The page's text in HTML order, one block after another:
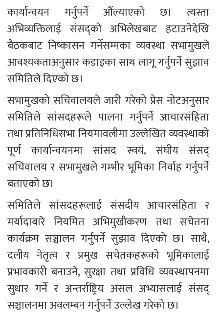
कार्यान्वयन गर्नुपर्ने औंल्याएको छ। त्यस्ता
अभिव्यक्तिलाई संसद्को अभिलेखबाट हटाउनेदेखि
बैठकबाट निष्कासन गर्नेसम्मका व्यवस्था सभामुखले
आवश्यकताअनुसार कडाइका साथ लागू गर्नुपर्ने सुझाव
समितिले दिएको छ।
सभामुखको सचिवालयले जारी गरेको प्रेस नोटअनुसार
समितिले सांसदहरूले पालना गर्नुपर्ने आचारसंहिता
तथा प्रतिनिधिसभा नियमावलीमा उल्लेखित व्यवस्थाको
पूर्ण कार्यान्वयनमा सांसद स्वयं, संघीय संसद्
सचिवालय र सभामुखले गम्भीर भूमिका निर्वाह गर्नुपर्ने
बताएको छ।
समितिले सांसदहरूलाई संसदीय आचारसंहिता र
मर्यादाबारे नियमित अभिमुखीकरण तथा सचेतना
कार्यक्रम सञ्चालन गर्नुपर्ने सुझाव दिएको छ। साथै,
दलीय नेतृत्व र प्रमुख सचेतकहरूको भूमिकालाई
प्रभावकारी बनाउने, सुरक्षा तथा प्रविधि व्यवस्थापनमा
सुधार गर्ने र अन्तर्राष्ट्रिय असल अभ्यासलाई संसद्
सञ्चालनमा अवलम्बन गर्नुपर्ने उल्लेख गरेको छ।